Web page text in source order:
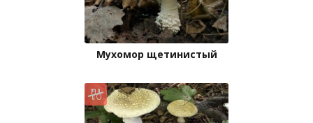
Мухомор щетинистый